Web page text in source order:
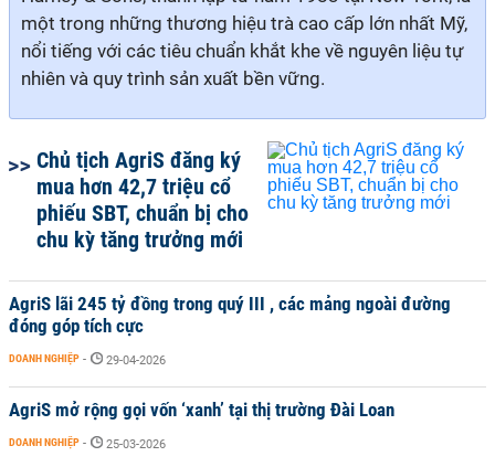
một trong những thương hiệu trà cao cấp lớn nhất Mỹ,
nổi tiếng với các tiêu chuẩn khắt khe về nguyên liệu tự
nhiên và quy trình sản xuất bền vững.
Chủ tịch AgriS đăng ký
mua hơn 42,7 triệu cổ
phiếu SBT, chuẩn bị cho
chu kỳ tăng trưởng mới
AgriS lãi 245 tỷ đồng trong quý III , các mảng ngoài đường
đóng góp tích cực
DOANH NGHIỆP - 29-04-2026
AgriS mở rộng gọi vốn ‘xanh’ tại thị trường Đài Loan
DOANH NGHIỆP - 25-03-2026